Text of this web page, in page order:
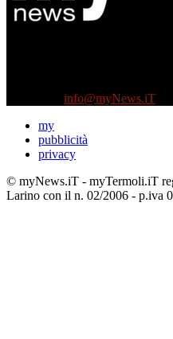
info@myNews.iT
my
pubblicità
privacy
© myNews.iT - myTermoli.iT
Larino con il n. 02/2006 - p.iva